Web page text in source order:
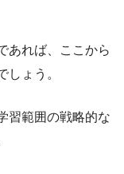
あれば、ここから
しょう。
習範囲の戦略的な